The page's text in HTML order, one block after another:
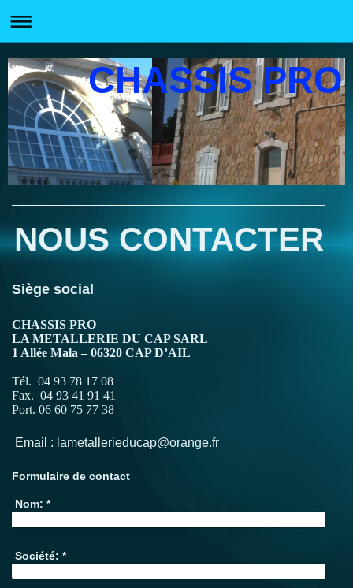
CHASSIS PRO
NOUS CONTACTER
Siège social
CHASSIS PRO
LA METALLERIE DU CAP SARL
1 Allée Mala – 06320 CAP D’AIL
Tél. 04 93 78 17 08
Fax. 04 93 41 91 41
Port. 06 60 75 77 38
Email : lametallerieducap@orange.fr
Formulaire de contact
Nom: *
Société: *